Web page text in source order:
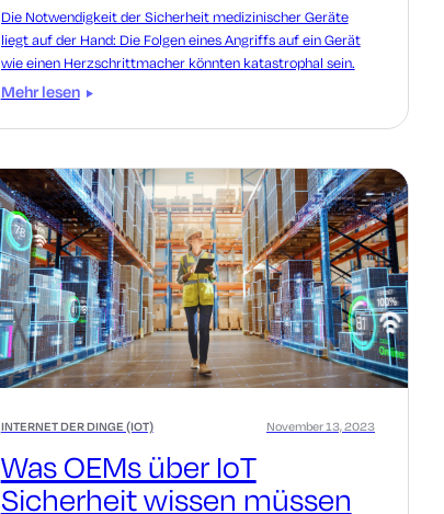
Die Notwendigkeit der Sicherheit medizinischer Geräte
liegt auf der Hand: Die Folgen eines Angriffs auf ein Gerät
wie einen Herzschrittmacher könnten katastrophal sein.
Mehr lesen
INTERNET DER DINGE (IOT)
Was OEMs über IoT
Sicherheit wissen müssen
November 13, 2023